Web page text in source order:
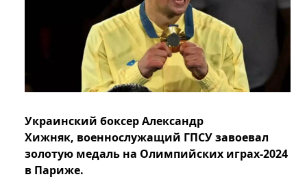
Украинский боксер Александр
Хижняк, военнослужащий ГПСУ завоевал
золотую медаль на Олимпийских играх-2024
в Париже.